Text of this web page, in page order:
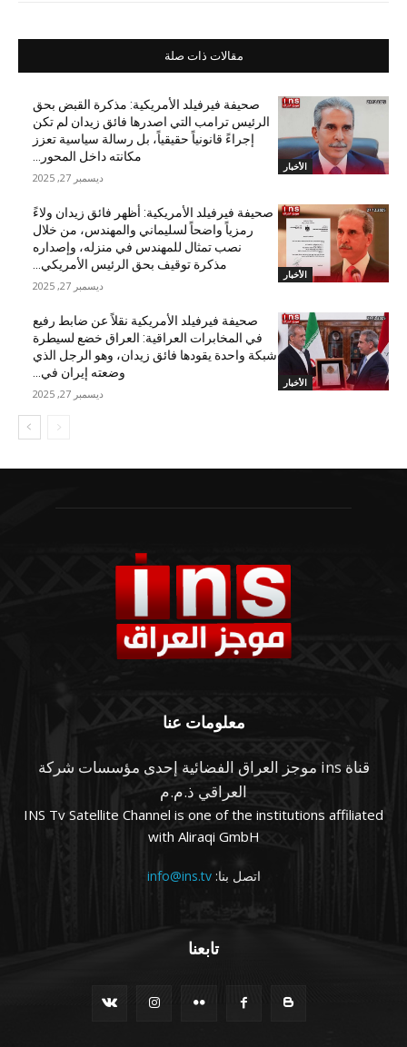
مقالات ذات صلة
الأخبار
صحيفة فيرفيلد الأمريكية: مذكرة القبض بحق
الرئيس ترامب التي اصدرها فائق زيدان لم تكن
إجراءً قانونياً حقيقياً، بل رسالة سياسية تعزز
مكانته داخل المحور...
ديسمبر 27, 2025
الأخبار
صحيفة فيرفيلد الأمريكية: أظهر فائق زيدان ولاءً
رمزياً واضحاً لسليماني والمهندس، من خلال
نصب تمثال للمهندس في منزله، وإصداره
مذكرة توقيف بحق الرئيس الأمريكي...
ديسمبر 27, 2025
الأخبار
صحيفة فيرفيلد الأمريكية نقلاً عن ضابط رفيع
في المخابرات العراقية: العراق خضع لسيطرة
شبكة واحدة يقودها فائق زيدان، وهو الرجل الذي
وضعته إيران في...
ديسمبر 27, 2025
معلومات عنا
قناة ins موجز العراق الفضائية إحدى مؤسسات شركة
العراقي ذ.م.م
INS Tv Satellite Channel is one of the institutions affiliated
with Aliraqi GmbH
اتصل بنا:info@ins.tv
تابعنا